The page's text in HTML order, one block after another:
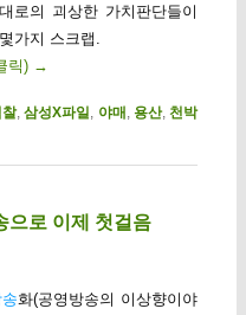
로의 괴상한 가치판단들이
가지 스크랩.
릭) →
찰,삼성X파일 야매 ,용산,천박
으로 이제 첫걸음
화(공영방송의 이상향이야